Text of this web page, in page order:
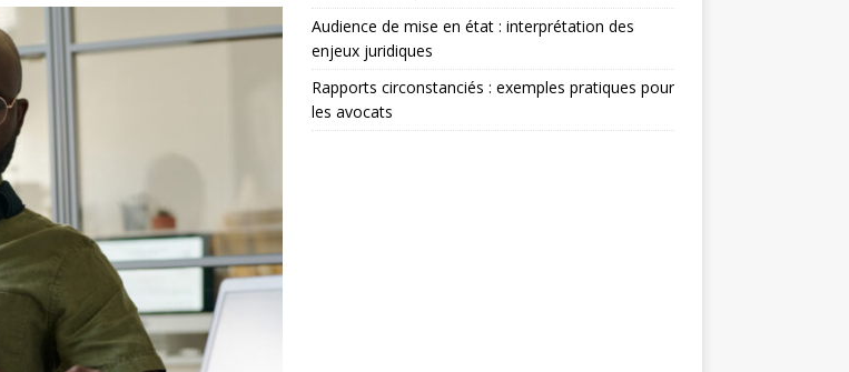
Audience de mise en état : interprétation des
enjeux juridiques
Rapports circonstanciés : exemples pratiques pour
les avocats